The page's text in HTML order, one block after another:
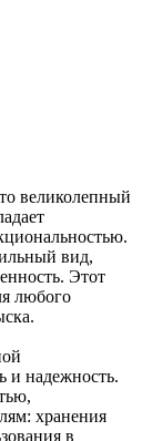
великолепный
вид,
Этот
любого
и надежность.
хранения
в